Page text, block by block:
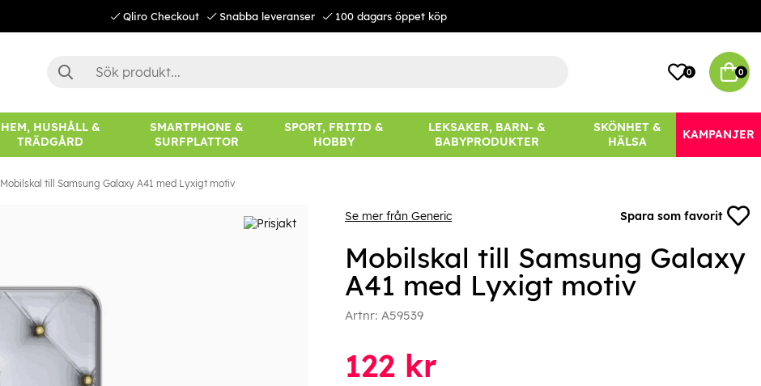
Qliro Checkout Snabba leveranser 100 dagars öppet köp
0 0
HEM, HUSHÅLL &
TRÄDGÅRD
SMARTPHONE &
SURFPLATTOR
SPORT, FRITID &
HOBBY
LEKSAKER, BARN- &
BABYPRODUKTER
SKÖNHET &
HÄLSA
KAMPANJER
Mobilskal till Samsung Galaxy A41 med Lyxigt motiv
Se mer från Generic Spara som favorit
Mobilskal till Samsung Galaxy
A41 med Lyxigt motiv
Artnr: A59539
122kr